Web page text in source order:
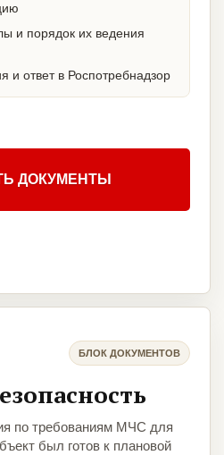
и порядок их ведения
и ответ в Роспотребнадзор
ДОКУМЕНТЫ
БЛОК ДОКУМЕНТОВ
по требованиям МЧС для
был готов к плановой